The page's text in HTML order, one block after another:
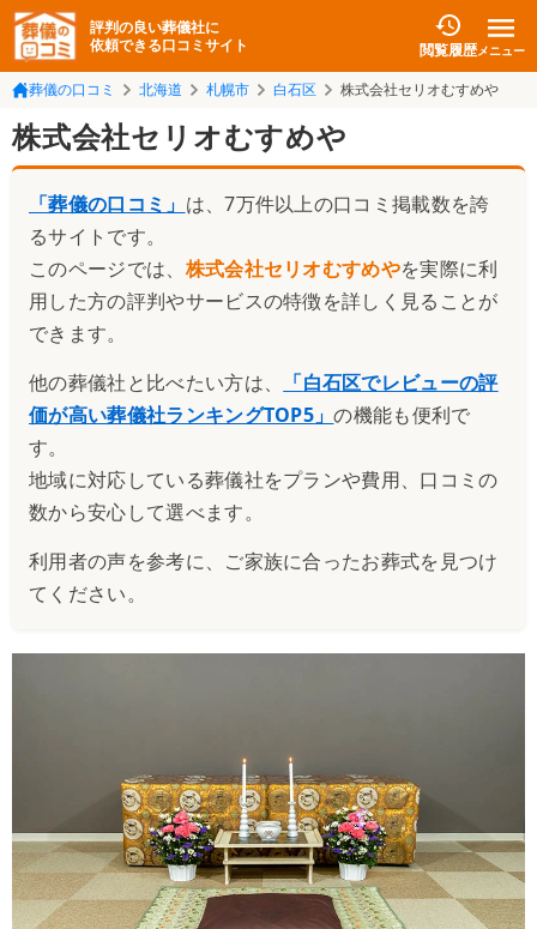
評判の良い葬儀社に
依頼できる口コミサイト
閲覧履歴メニュー
葬儀の口コミ 北海道 札幌市 白石区 株式会社セリオむすめや
株式会社セリオむすめや
「葬儀の口コミ」 は、7万件以上の口コミ掲載数を誇
るサイトです。
このページでは、 株式会社セリオむすめやを実際に利
用した方の評判やサービスの特徴を詳しく見ることが
できます。
他の葬儀社と比べたい方は、
「白石区でレビューの評
価が高い葬儀社ランキングTOP5 」の機能も便利で
す。
地域に対応している葬儀社をプランや費用、口コミの
数から安心して選べます。
利用者の声を参考に、ご家族に合ったお葬式を見つけ
てください。